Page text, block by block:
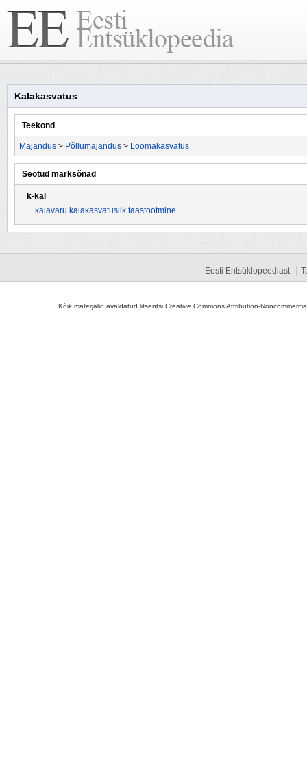
Kalakasvatus
Teekond
Majandus > Põllumajandus > Loomakasvatus
Seotud märksõnad
k-kal
kalavaru kalakasvatuslik taastootmine
Eesti Entsüklopeediast
Kõik materjalid avaldatud litsentsi Creative Commons Attribution-